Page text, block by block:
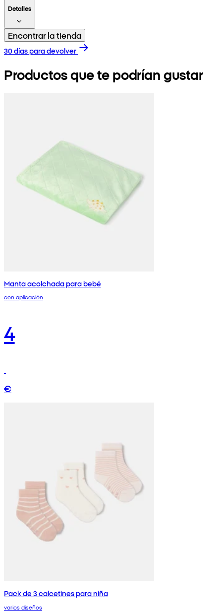
Detalles
Encontrar la tienda
30 días para devolver
Productos que te podrían gustar
Manta acolchada para bebé
con aplicación
4
€
Pack de 3 calcetines para niña
varios diseños